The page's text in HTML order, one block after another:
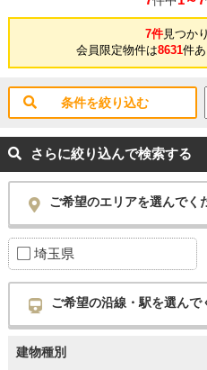
7件見つか
会員限定物件は8631件
条件を絞り込む
さらに絞り込んで検索する
ご希望のエリアを選んでく
埼玉県
ご希望の沿線・駅を選んで
建物種別